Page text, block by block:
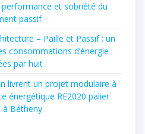
performance et sobriété du
passif
– Paille et Passif : un
consommations d’énergie
par huit
livrent un projet modulaire à
énergétique RE2020 palier
à Bétheny